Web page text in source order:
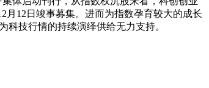
月12日竣事募集。进而为指数孕育较大的成长
技行情的持续演绎供给无力支持。